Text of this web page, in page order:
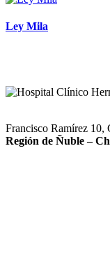
Ley Mila
Francisco Ramírez 10,
Región de Ñuble –